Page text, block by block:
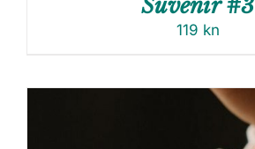
Suvenir #3
119 kn